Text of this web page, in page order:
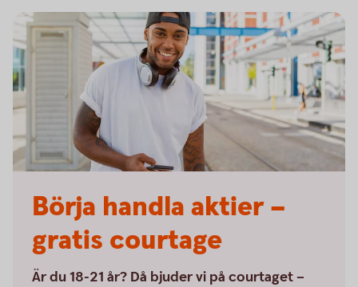
Börja handla aktier –
gratis courtage
Är du 18-21 år? Då bjuder vi på courtaget –